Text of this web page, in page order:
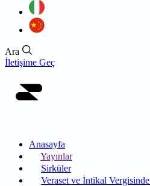
Ara
İletişime Geç
Anasayfa
Yayınlar
Sirküler
Veraset ve İntikal